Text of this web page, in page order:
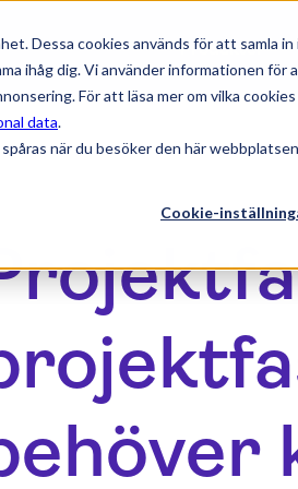
Dessa cookies används för att samla
ihåg dig. Vi använder informationen
För att läsa mer om vilka cookies
data.
när du besöker den här
Cookie-
Produkterexpand_more